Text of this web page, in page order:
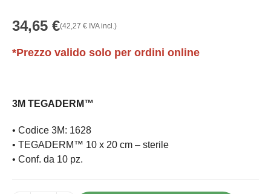
34,65 €(42,27 € IVA incl.)
*Prezzo valido solo per ordini online
3M TEGADERM™
• Codice 3M: 1628
• TEGADERM™ 10 x 20 cm – sterile
• Conf. da 10 pz.